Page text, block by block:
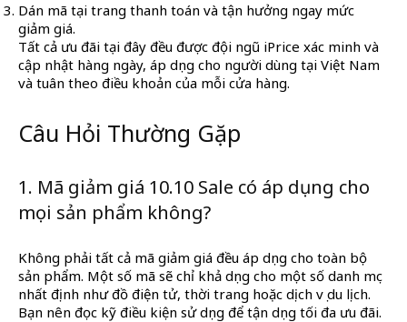
Dán mã tại trang thanh toán và tận hưởng ngay mức
giảm giá.
Tất cả ưu đãi tại đây đều được đội ngũ iPrice xác minh và
cập nhật hàng ngày, áp dụng cho người dùng tại Việt Nam
và tuân theo điều khoản của mỗi cửa hàng.
Câu Hỏi Thường Gặp
1. Mã giảm giá 10.10 Sale có áp dụng cho
mọi sản phẩm không?
Không phải tất cả mã giảm giá đều áp dụng cho toàn bộ
sản phẩm. Một số mã sẽ chỉ khả dụng cho một số danh mục
nhất định như đồ điện tử, thời trang hoặc dịch vụ du lịch.
Bạn nên đọc kỹ điều kiện sử dụng để tận dụng tối đa ưu đãi.